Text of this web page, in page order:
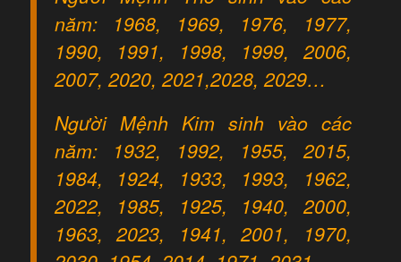
năm: 1968, 1969, 1976, 1977,
1990, 1991, 1998, 1999, 2006,
2007, 2020, 2021,2028, 2029…
Người Mệnh Kim sinh vào các
năm: 1932, 1992, 1955, 2015,
1984, 1924, 1933, 1993, 1962,
2022, 1985, 1925, 1940, 2000,
1963, 2023, 1941, 2001, 1970,